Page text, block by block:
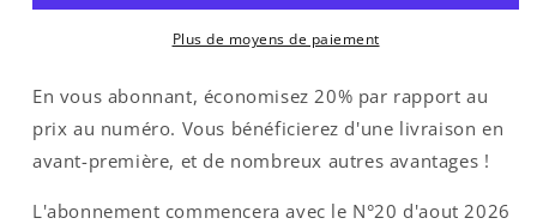
Plus de moyens de paiement
En vous abonnant, économisez 20% par rapport au
prix au numéro. Vous bénéficierez d'une livraison en
avant-première, et de nombreux autres avantages !
L'abonnement commencera avec le N°20 d'aout 2026